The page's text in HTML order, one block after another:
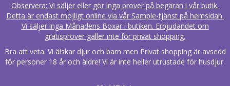
Observera: Vi säljer eller gör inga prover på begäran i vår butik.
Detta är endast möjligt online via vår Sample-tjänst på hemsidan.
Vi säljer inga Månadens Boxar i butiken. Erbjudandet om
gratisprover gäller inte för privat shopping.
Bra att veta. Vi älskar djur och barn men Privat shopping är avsedd
för personer 18 år och äldre! Vi är inte heller utrustade för husdjur.